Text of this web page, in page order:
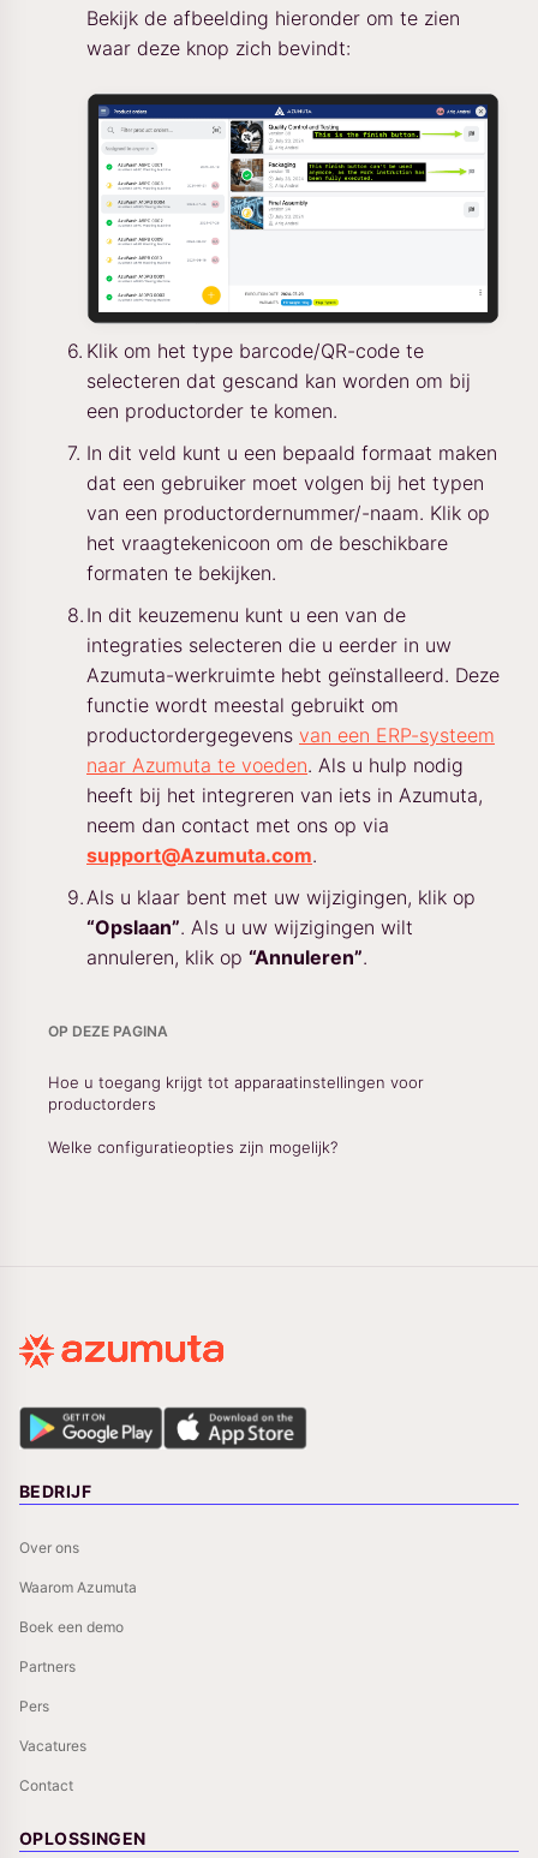
Bekijk de afbeelding hieronder om te zien
waar deze knop zich bevindt:
Klik om het type barcode/QR-code te
selecteren dat gescand kan worden om bij
een productorder te komen.
In dit veld kunt u een bepaald formaat maken
dat een gebruiker moet volgen bij het typen
van een productordernummer/-naam. Klik op
het vraagtekenicoon om de beschikbare
formaten te bekijken.
In dit keuzemenu kunt u een van de
integraties selecteren die u eerder in uw
Azumuta-werkruimte hebt geïnstalleerd. Deze
functie wordt meestal gebruikt om
productordergegevens van een ERP-systeem
naar Azumuta te voeden. Als u hulp nodig
heeft bij het integreren van iets in Azumuta,
neem dan contact met ons op via
support@Azumuta.com.
Als u klaar bent met uw wijzigingen, klik op
“Opslaan”. Als u uw wijzigingen wilt
annuleren, klik op “Annuleren”.
OP DEZE PAGINA
Hoe u toegang krijgt tot apparaatinstellingen voor
productorders
Welke configuratieopties zijn mogelijk?
BEDRIJF
Over ons
Waarom Azumuta
Boek een demo
Partners
Pers
Vacatures
Contact
OPLOSSINGEN